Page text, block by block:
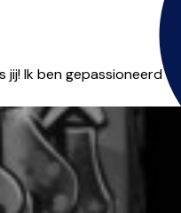
Ik ben gepassioneerd